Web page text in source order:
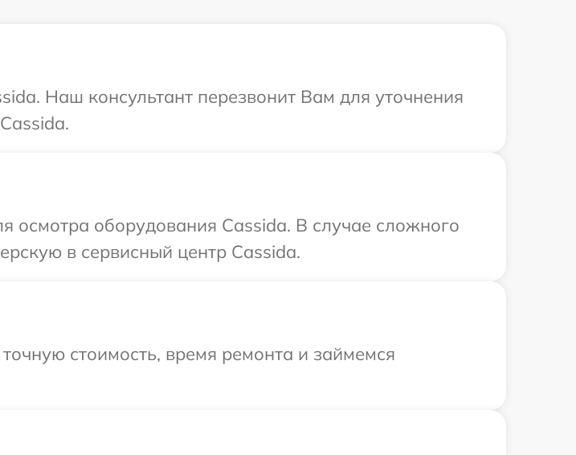
Наш консультант перезвонит Вам для уточнения
осмотра оборудования Cassida. В случае сложного
в сервисный центр Cassida.
стоимость, время ремонта и займемся